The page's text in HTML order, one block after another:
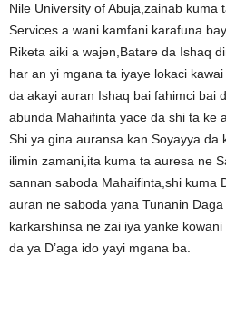
Nile University of Abuja,zainab kuma
Services a wani kamfani karafuna
Riketa aiki a wajen,Batare da Ishaq
har an yi mgana ta iyaye lokaci
da akayi auran Ishaq bai fahimci bai
abunda Mahaifinta yace da shi ta ke
Shi ya gina auransa kan Soyayya da
ilimin zamani,ita kuma ta auresa ne
sannan saboda Mahaifinta,shi kuma
auran ne saboda yana Tunanin
karkarshinsa ne zai iya yanke
da ya D’aga ido yayi mgana ba.